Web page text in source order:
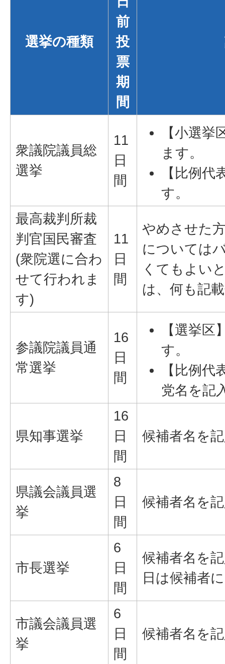
選挙の種類
前
投
票
期
間
衆議院議員総
選挙
11
日
間
【小選
ます。
【比例
す。
最高裁判所裁
判官国民審査
(衆院選に合わ
せて行われま
す)
11
日
間
やめさせた
については
くてもよい
は、何も記
参議院議員通
常選挙
16
日
間
【選挙
す。
【比例
党名を記
県知事選挙
16
日
間
候補者名を
県議会議員選
挙
8
日
間
候補者名を
市長選挙
6
日
間
候補者名を
日は候補者
市議会議員選
挙
6
日
間
候補者名を